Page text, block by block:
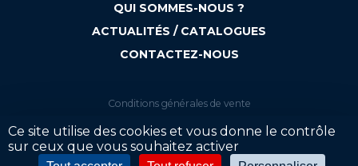
Votre tarif
QUI SOMMES-NOUS ?
ACTUALITÉS / CATALOGUES
CONTACTEZ-NOUS
Conditions générales de vente
Mentions légales
Politique de confidentialité
Ce site utilise des cookies et vous donne le contrôle
sur ceux que vous souhaitez activer